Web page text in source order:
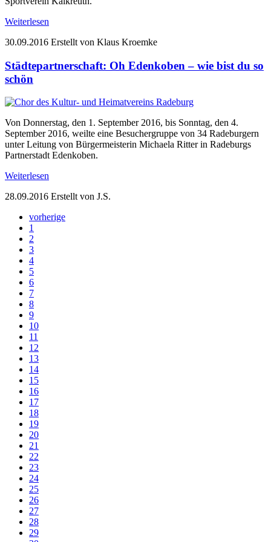
Weiterlesen
30.09.2016 Erstellt von Klaus Kroemke
Städtepartnerschaft: Oh Edenkoben – wie bist du so
schön
Von Donnerstag, den 1. September 2016, bis Sonntag, den 4.
September 2016, weilte eine Besuchergruppe von 34 Radeburgern
unter Leitung von Bürgermeisterin Michaela Ritter in Radeburgs
Partnerstadt Edenkoben.
Weiterlesen
28.09.2016 Erstellt von J.S.
vorherige
1
2
3
4
5
6
7
8
9
10
11
12
13
14
15
16
17
18
19
20
21
22
23
24
25
26
27
28
29